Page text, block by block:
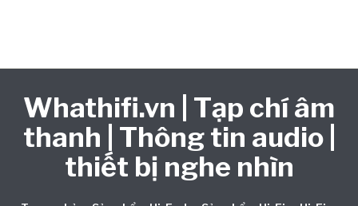
Whathifi.vn | Tạp chí âm
thanh | Thông tin audio |
thiết bị nghe nhìn